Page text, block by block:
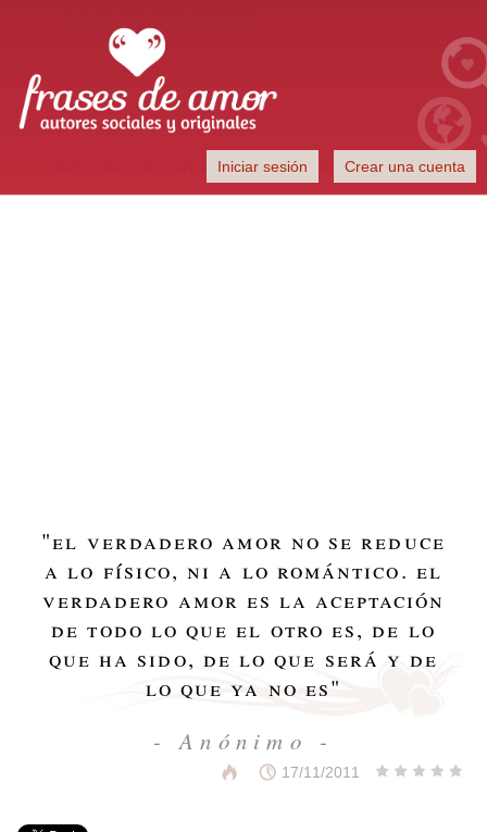
Autores sociales y originales
Iniciar sesión Crear una cuenta
"el verdadero amor no se reduce
a lo físico, ni a lo romántico. el
verdadero amor es la aceptación
de todo lo que el otro es, de lo
que ha sido, de lo que será y de
lo que ya no es"
- Anónimo -
17/11/2011